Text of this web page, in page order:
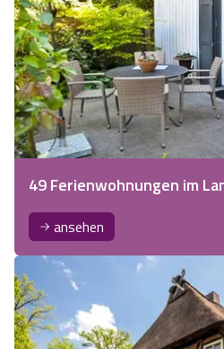
49 Ferienwohnungen im
ansehen